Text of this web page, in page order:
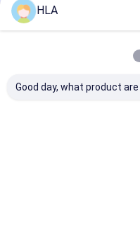
คุณภาพหม้อแปลงไฟฟ้า
จีน.Copyright © 2025
Ltd..
HLA
Good day, what product